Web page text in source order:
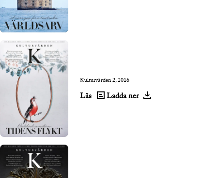
Kulturvärden 2, 2016
Läs Ladda ner